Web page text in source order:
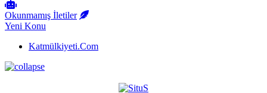
Okunmamış İletiler
Yeni Konu
Katmülkiyeti.Com